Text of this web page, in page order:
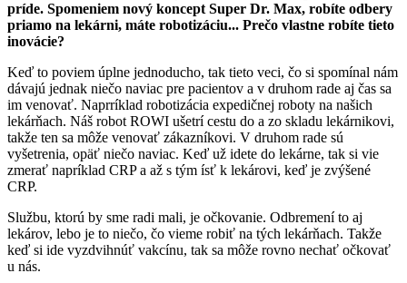
príde. Spomeniem nový koncept Super Dr. Max, robíte odbery
priamo na lekárni, máte robotizáciu... Prečo vlastne robíte tieto
inovácie?
Keď to poviem úplne jednoducho, tak tieto veci, čo si spomínal nám
dávajú jednak niečo naviac pre pacientov a v druhom rade aj čas sa
im venovať. Naprríklad robotizácia expedičnej roboty na našich
lekárňach. Náš robot ROWI ušetrí cestu do a zo skladu lekárnikovi,
takže ten sa môže venovať zákazníkovi. V druhom rade sú
vyšetrenia, opäť niečo naviac. Keď už idete do lekárne, tak si vie
zmerať napríklad CRP a až s tým ísť k lekárovi, keď je zvýšené
CRP.
Službu, ktorú by sme radi mali, je očkovanie. Odbremení to aj
lekárov, lebo je to niečo, čo vieme robiť na tých lekárňach. Takže
keď si ide vyzdvihnúť vakcínu, tak sa môže rovno nechať očkovať
u nás.